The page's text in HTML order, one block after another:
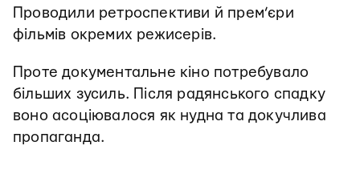
Проводили ретроспективи й прем’єри
фільмів окремих режисерів.
Проте документальне кіно потребувало
більших зусиль. Після радянського спадку
воно асоціювалося як нудна та докучлива
пропаганда.